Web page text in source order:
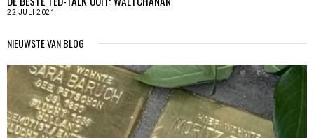
22 JULI 2021
NIEUWSTE VAN BLOG